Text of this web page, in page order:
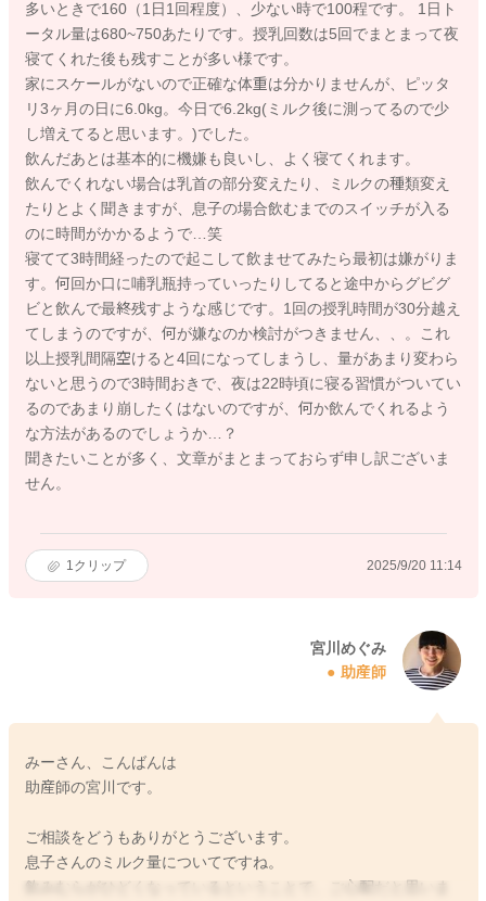
多いときで160（1日1回程度）、少ない時で100程です。 1日ト
ータル量は680~750あたりです。授乳回数は5回でまとまって夜
寝てくれた後も残すことが多い様です。
家にスケールがないので正確な体重は分かりませんが、ピッタ
リ3ヶ月の日に6.0kg。今日で6.2kg(ミルク後に測ってるので少
し増えてると思います。)でした。
飲んだあとは基本的に機嫌も良いし、よく寝てくれます。
飲んでくれない場合は乳首の部分変えたり、ミルクの種類変え
たりとよく聞きますが、息子の場合飲むまでのスイッチが入る
のに時間がかかるようで…笑
寝てて3時間経ったので起こして飲ませてみたら最初は嫌がりま
す。何回か口に哺乳瓶持っていったりしてると途中からグビグ
ビと飲んで最終残すような感じです。1回の授乳時間が30分越え
てしまうのですが、何が嫌なのか検討がつきません、、。これ
以上授乳間隔空けると4回になってしまうし、量があまり変わら
ないと思うので3時間おきで、夜は22時頃に寝る習慣がついてい
るのであまり崩したくはないのですが、何か飲んでくれるよう
な方法があるのでしょうか…？
聞きたいことが多く、文章がまとまっておらず申し訳ございま
せん。
1 クリップ 2025/9/20 11:14
宮川めぐみ
助産師
みーさん、こんばんは
助産師の宮川です。
ご相談をどうもありがとうございます。
息子さんのミルク量についてですね。
飲みむらがひどくなっているということで、ご心配だと思いま